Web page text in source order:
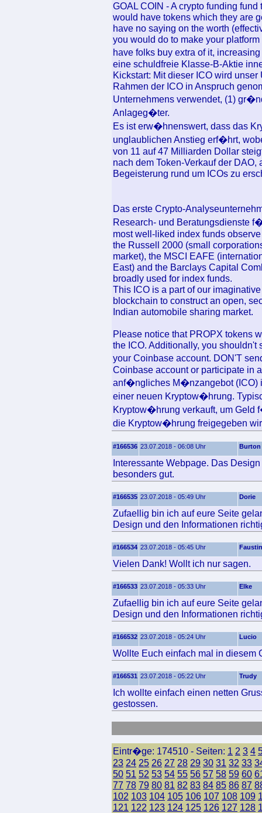
GOAL COIN - A crypto funding
would have tokens which they are
have no saying on the worth
you would do to make your
have folks buy extra of it,
eine schuldfreie Klasse-B-Aktie
Kickstart: Mit dieser ICO wird
Rahmen der ICO in Anspruch
Unternehmens verwendet, (1)
Anlageg�ter.
Es ist erw�hnenswert, dass das
unglaublichen Anstieg erf�hrt,
von 11 auf 47 Milliarden Dollar
nach dem Token-Verkauf der
Begeisterung rund um ICOs zu
Das erste Crypto-
Research- und Beratungsdienste
most well-liked index funds
the Russell 2000 (small
market), the MSCI EAFE
East) and the Barclays Capital
broadly used for index funds.
This ICO is a part of our
blockchain to construct an open,
Indian automobile sharing market.
Please notice that PROPX tokens
the ICO. Additionally, you shouldn't
your Coinbase account. DON'T
Coinbase account or participate in
anf�ngliches M�nzangebot (ICO)
einer neuen Kryptow�hrung.
Kryptow�hrung verkauft, um Geld
die Kryptow�hrung freigegeben
#166536 23.07.2018 - 06:08 Uhr Burton
Interessante Webpage. Das
besonders gut.
#166535 23.07.2018 - 05:49 Uhr Dorie
Zufaellig bin ich auf eure Seite
Design und den Informationen
#166534 23.07.2018 - 05:45 Uhr
Vielen Dank! Wollt ich nur sagen.
#166533 23.07.2018 - 05:33 Uhr Elke
Zufaellig bin ich auf eure Seite
Design und den Informationen
#166532 23.07.2018 - 05:24 Uhr Lucio
Wollte Euch einfach mal in diesem
#166531 23.07.2018 - 05:22 Uhr Trudy
Ich wollte einfach einen netten
gestossen.
Eintr�ge: 174510 - Seiten: 1 2 3 4
23 24 25 26 27 28 29 30 31 32 33
50 51 52 53 54 55 56 57 58 59 60
77 78 79 80 81 82 83 84 85 86 87
102 103 104 105 106 107 108 109
121 122 123 124 125 126 127 128